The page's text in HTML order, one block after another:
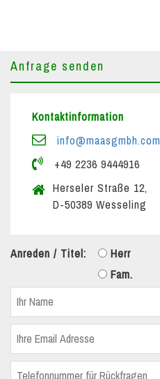
Anfrage senden
Kontaktinformation
info@maasgmbh.com
+49 2236 9444916
Herseler Straße 12,
D-50389 Wesseling
Anreden / Titel: Herr
Fam.